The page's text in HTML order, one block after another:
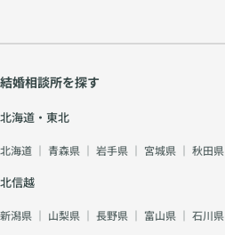
結婚相談所を探す
北海道・東北
北海道 ｜ 青森県 ｜ 岩手県 ｜ 宮城県 ｜ 秋田県
北信越
新潟県 ｜ 山梨県 ｜ 長野県 ｜ 富山県 ｜ 石川県